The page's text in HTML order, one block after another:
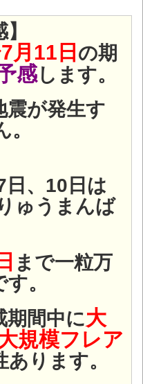
月11日 の期
感します。
震が発生す
日、10日は
ゅうまんば
まで一粒万
。
期間中に大
規模フレア
ります。